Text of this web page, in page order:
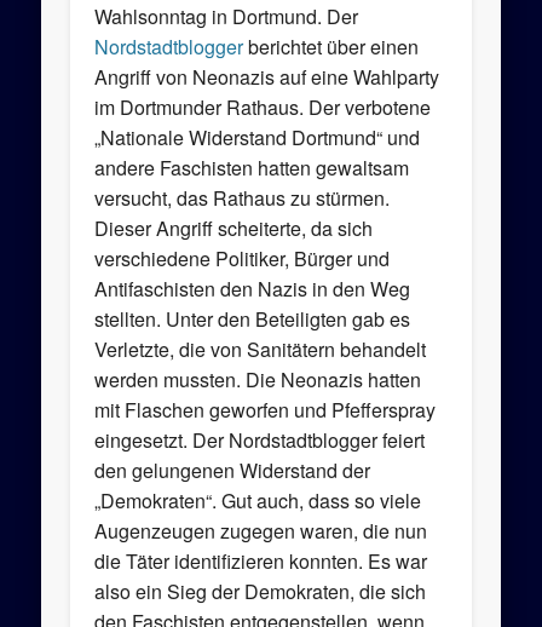
Wahlsonntag in Dortmund. Der
Nordstadtbloggerberichtet über einen
Angriff von Neonazis auf eine Wahlparty
im Dortmunder Rathaus. Der verbotene
„Nationale Widerstand Dortmund“ und
andere Faschisten hatten gewaltsam
versucht, das Rathaus zu stürmen.
Dieser Angriff scheiterte, da sich
verschiedene Politiker, Bürger und
Antifaschisten den Nazis in den Weg
stellten. Unter den Beteiligten gab es
Verletzte, die von Sanitätern behandelt
werden mussten. Die Neonazis hatten
mit Flaschen geworfen und Pfefferspray
eingesetzt. Der Nordstadtblogger feiert
den gelungenen Widerstand der
„Demokraten“. Gut auch, dass so viele
Augenzeugen zugegen waren, die nun
die Täter identifizieren konnten. Es war
also ein Sieg der Demokraten, die sich